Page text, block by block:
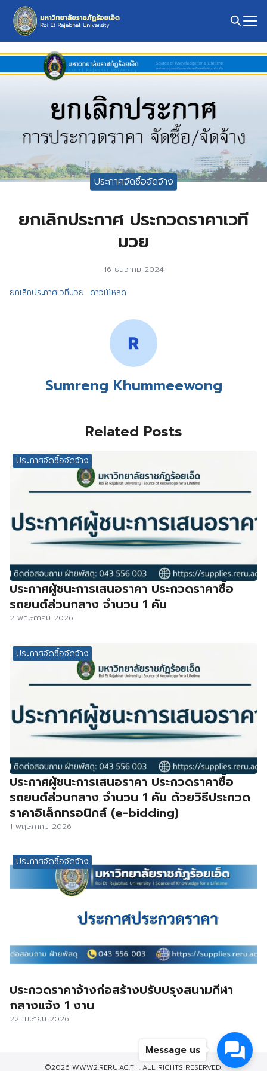
Skip
content
for:
ประกาศจัดซื้อจัดจ้าง
ยกเลิกประกาศ ประกวดราคาเวที
มวย
16 ธันวาคม 2024
ยกเลิกประกาศเวทีมวย ดาวน์โหลด
Sumreng Khummeewong
Related Posts
ประกาศจัดซื้อจัดจ้าง
ประกาศผู้ชนะการเสนอราคา ประกวดราคาซื้อ
รถยนต์ส่วนกลาง จำนวน 1 คัน
2 พฤษภาคม 2026
ประกาศจัดซื้อจัดจ้าง
ประกาศผู้ชนะการเสนอราคา ประกวดราคาซื้อ
รถยนต์ส่วนกลาง จำนวน 1 คัน ด้วยวิธีประกวด
ราคาอิเล็กทรอนิกส์ (e-bidding)
1 พฤษภาคม 2026
ประกาศจัดซื้อจัดจ้าง
ประกวดราคาจ้างก่อสร้างปรับปรุงสนามกีฬา
กลางแจ้ง 1 งาน
22 เมษายน 2026
©2026 WWW2.RERU.AC.TH. ALL RIGHTS RESERVED.
Message us